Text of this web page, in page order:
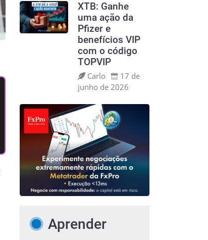
XTB: Ganhe
uma ação da
Pfizer e
benefícios VIP
com o código
TOPVIP
Carlo
17 de
junho de 2026
Aprender